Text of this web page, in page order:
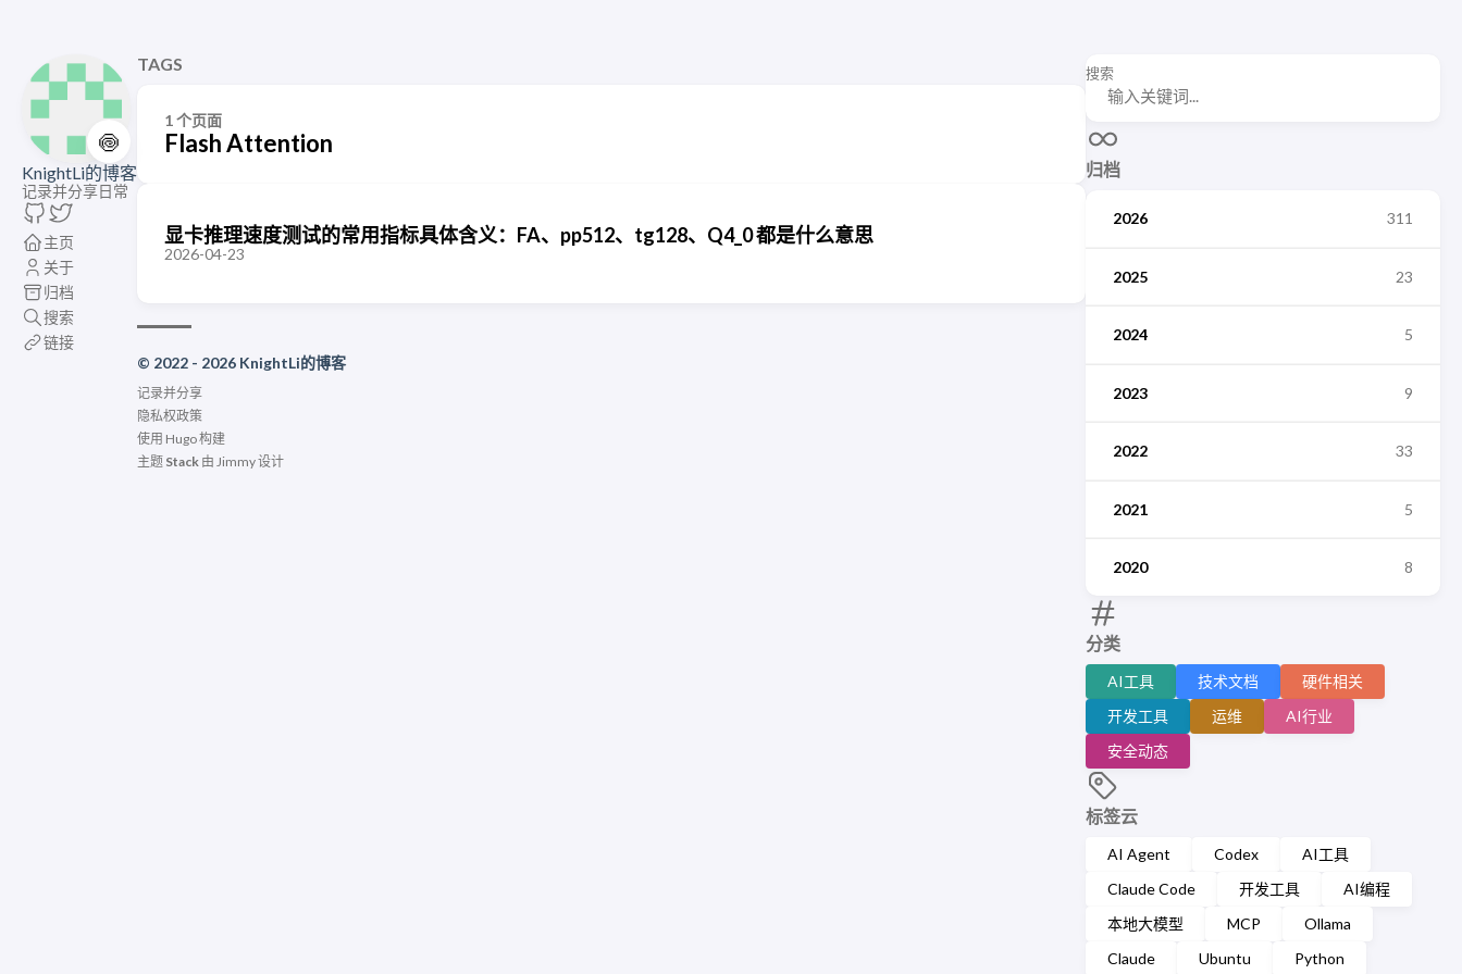
🍥
KnightLi的博客
记录并分享日常
主页
关于
归档
搜索
链接
搜索
归档
2026 311
2025 23
2024 5
2023 9
2022 33
2021 5
2020 8
分类
AI工具 技术文档
硬件相关
开发工具
运维
AI行业
安全动态
标签云
AI Agent Codex
AI工具
Claude Code
开发工具
AI编程
本地大模型
MCP
Ollama
Claude
Ubuntu Python
TAGS
1 个页面
Flash Attention
显卡推理速度测试的常用指标具体含义：FA、pp512、tg128、Q4_0 都是什么意思
2026-04-23
© 2022 - 2026 KnightLi的博客
记录并分享
隐私权政策
使用 Hugo构建
主题 Stack 由 Jimmy设计